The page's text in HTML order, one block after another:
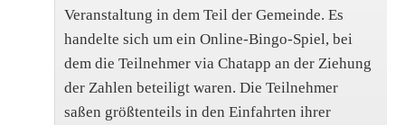
Veranstaltung in dem Teil der Gemeinde. Es
handelte sich um ein Online-Bingo-Spiel, bei
dem die Teilnehmer via Chatapp an der Ziehung
der Zahlen beteiligt waren. Die Teilnehmer
saßen größtenteils in den Einfahrten ihrer